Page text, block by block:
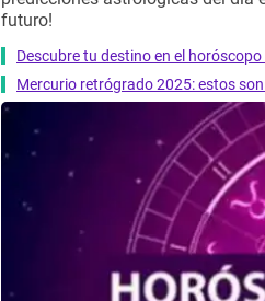
futuro!
Descubre tu destino en el
Mercurio retrógrado 2025: estos